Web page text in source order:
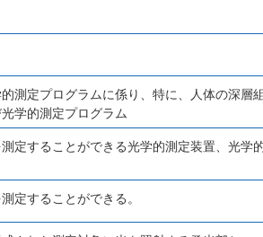
測定プログラムに係り、特に、人体の深層
学的測定プログラム
定することができる光学的測定装置、光学
定することができる。